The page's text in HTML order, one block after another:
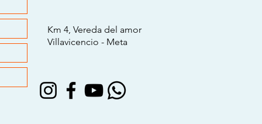
Km 4, Vereda del amor
Villavicencio - Meta